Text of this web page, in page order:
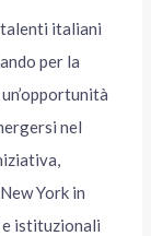
talenti italiani
per la
nel
York in
istituzionali